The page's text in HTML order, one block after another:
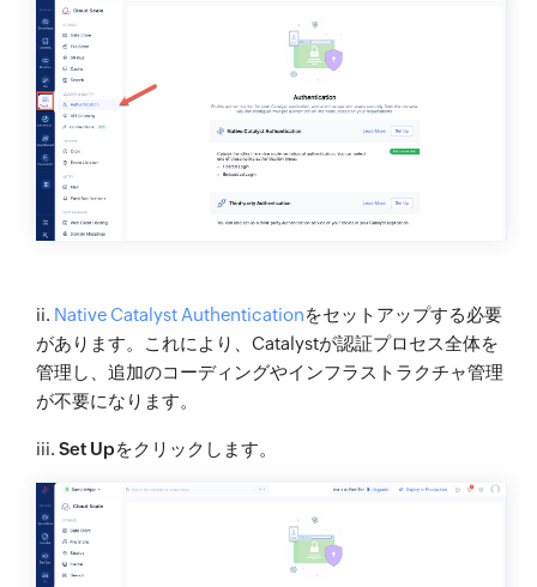
ii. Native Catalyst Authenticationをセットアップする必要
があります。これにより、Catalystが認証プロセス全体を
管理し、追加のコーディングやインフラストラクチャ管理
が不要になります。
iii. Set Upをクリックします。